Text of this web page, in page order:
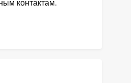
контактам.